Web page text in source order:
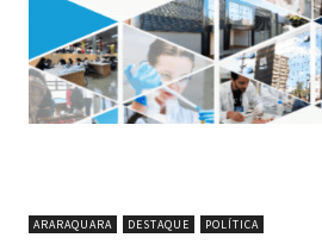
ARARAQUARA DESTAQUE POLÍTICA